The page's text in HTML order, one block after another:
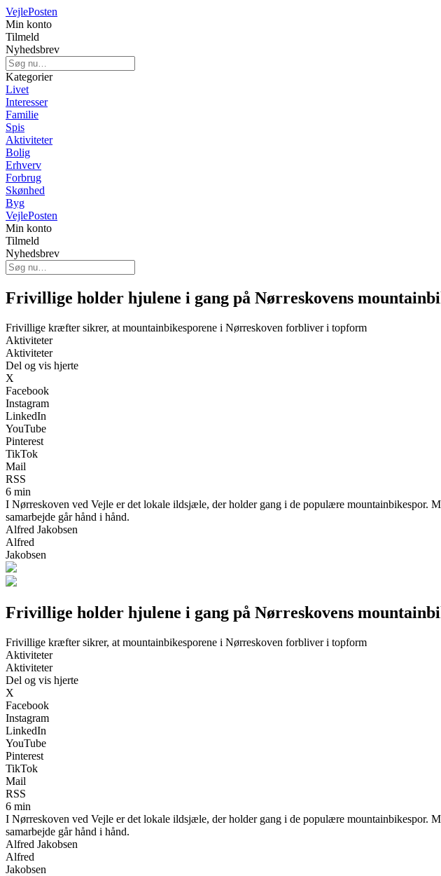
VejlePosten
Min konto
Tilmeld
Nyhedsbrev
Kategorier
Livet
Interesser
Familie
Spis
Aktiviteter
Bolig
Erhverv
Forbrug
Skønhed
Byg
VejlePosten
Min konto
Tilmeld
Nyhedsbrev
Frivillige holder hjulene i gang på Nørreskovens
Frivillige kræfter sikrer, at mountainbikesporene i Nørreskoven forbliver i topform
Aktiviteter
Aktiviteter
Del og vis hjerte
X
Facebook
Instagram
LinkedIn
YouTube
Pinterest
TikTok
Mail
RSS
6 min
I Nørreskoven ved Vejle er det lokale ildsjæle, der holder gang i de populære mountainbikespor.
samarbejde går hånd i hånd.
Alfred Jakobsen
Alfred
Jakobsen
Frivillige holder hjulene i gang på Nørreskovens
Frivillige kræfter sikrer, at mountainbikesporene i Nørreskoven forbliver i topform
Aktiviteter
Aktiviteter
Del og vis hjerte
X
Facebook
Instagram
LinkedIn
YouTube
Pinterest
TikTok
Mail
RSS
6 min
I Nørreskoven ved Vejle er det lokale ildsjæle, der holder gang i de populære mountainbikespor.
samarbejde går hånd i hånd.
Alfred Jakobsen
Alfred
Jakobsen